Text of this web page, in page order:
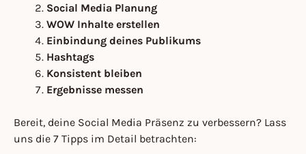
Social Media Planung
WOW Inhalte erstellen
Einbindung deines Publikums
Hashtags
Konsistent bleiben
Ergebnisse messen
Bereit, deine Social Media Präsenz zu verbessern? Lass
uns die 7 Tipps im Detail betrachten: